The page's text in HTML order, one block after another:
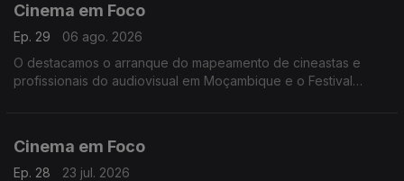
Cinema em Foco
Ep. 29
06 ago. 2026
O destacamos o arranque do mapeamento de cineastas e
profissionais do audiovisual em Moçambique e o Festival
Cinema em Foco
Ep. 28
23 jul. 2026